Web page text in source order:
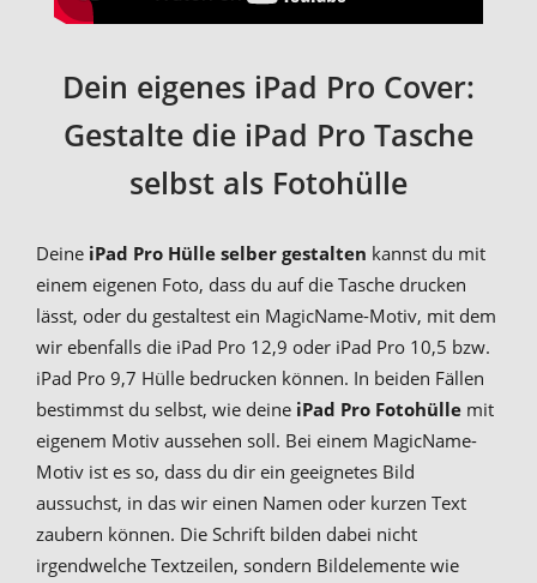
Dein eigenes iPad Pro Cover:
Gestalte die iPad Pro Tasche
selbst als Fotohülle
Deine iPad Pro Hülle selber gestalten kannst du mit
einem eigenen Foto, dass du auf die Tasche drucken
lässt, oder du gestaltest ein MagicName-Motiv, mit dem
wir ebenfalls die iPad Pro 12,9 oder iPad Pro 10,5 bzw.
iPad Pro 9,7 Hülle bedrucken können. In beiden Fällen
bestimmst du selbst, wie deine iPad Pro Fotohülle mit
eigenem Motiv aussehen soll. Bei einem MagicName-
Motiv ist es so, dass du dir ein geeignetes Bild
aussuchst, in das wir einen Namen oder kurzen Text
zaubern können. Die Schrift bilden dabei nicht
irgendwelche Textzeilen, sondern Bildelemente wie